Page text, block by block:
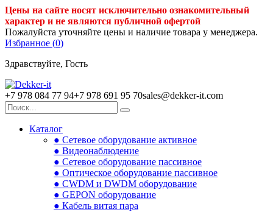
Цены на сайте носят исключительно ознакомительный
характер и не являются публичной офертой
Пожалуйста уточняйте цены и наличие товара у менеджера.
Избранное (0)
Здравствуйте, Гость
+7 978 084 77 94+7 978 691 95 70sales@dekker-it.com
Каталог
● Сетевое оборудование активное
● Видеонаблюдение
● Сетевое оборудование пассивное
● Оптическое оборудование пассивное
● CWDM и DWDM оборудование
● GEPON оборудование
● Кабель витая пара